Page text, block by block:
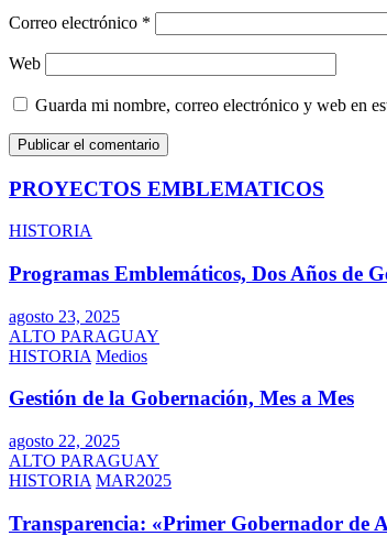
Correo electrónico *
Web
Guarda mi nombre, correo electrónico y web en
PROYECTOS EMBLEMATICOS
HISTORIA
Programas Emblemáticos, Dos Años de
agosto 23, 2025
ALTO PARAGUAY
HISTORIA Medios
Gestión de la Gobernación, Mes a Mes
agosto 22, 2025
ALTO PARAGUAY
HISTORIA MAR2025
Transparencia: «Primer Gobernador de